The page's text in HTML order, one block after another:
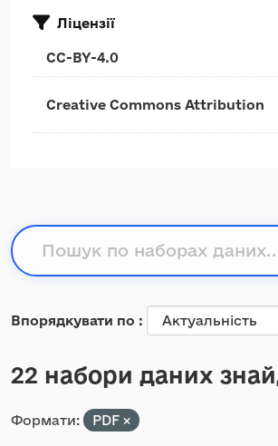
Ліцензії
CC-BY-4.0
Creative Commons Attribution
Впорядкувати по
22 набори даних
Формати: PDF